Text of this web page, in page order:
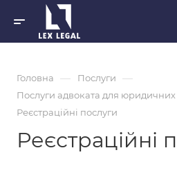
Головна — Послуги —
Послуги адвоката для юридичних
Реєстраційні послуги
Реєстраційні